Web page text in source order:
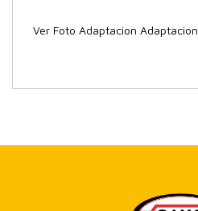
Ver Foto Adaptacion Adaptacion